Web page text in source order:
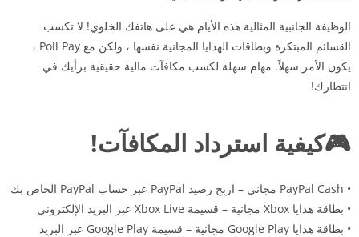
الوظيفة الجانبية المثالية هذه الأيام هي على هاتفك الخلوي! لا تكسب
القسائم المبتكرة وبطاقات الهدايا المجانية نفسها ، ولكن مع Poll Pay ،
يكون الأمر سهلاً. مهام سهلة لكسب مكافآت مالية حقيقية برأيك في
انتظارك!
🎮كيفية استرداد المكافآت!
• PayPal Cash مجاني – اربح رصيد PayPal عبر حساب PayPal الخاص بك
• بطاقة هدايا Xbox مجانية – قسيمة Xbox Live عبر البريد الإلكتروني
• بطاقة هدايا Google Play مجانية – قسيمة Google Play عبر البريد